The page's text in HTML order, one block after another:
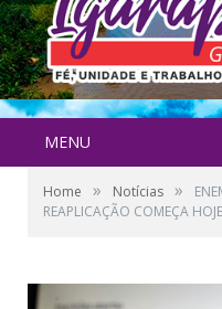
MENU
Home » Notícias »
REAPLICAÇÃO COMEÇA